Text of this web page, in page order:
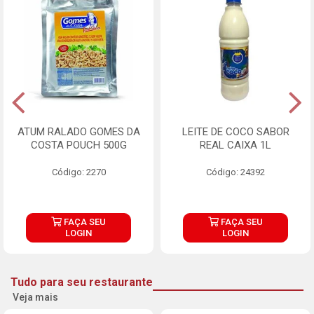
ATUM RALADO GOMES DA
COSTA POUCH 500G
Código: 2270
FAÇA SEU
LOGIN
LEITE DE COCO SABOR
REAL CAIXA 1L
Código: 24392
FAÇA SEU
LOGIN
Tudo para seu restaurante
Veja mais